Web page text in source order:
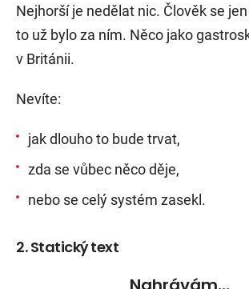
Nejhorší je nedělat nic. Člověk se
to už bylo za ním. Něco jako
v Británii.
Nevíte:
jak dlouho to bude trvat,
zda se vůbec něco děje,
nebo se celý systém zasekl.
2. Statický text